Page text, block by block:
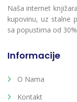
Naša internet
kupovinu, uz stalne
sa popustima od
Informacije
O Nama
Kontakt